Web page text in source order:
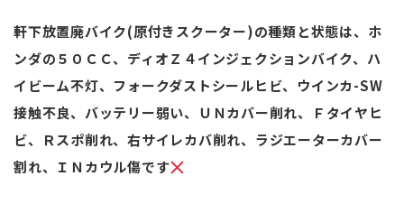
軒下放置廃バイク(原付きスクーター)の種類と状態は、ホ
ンダの５０ＣＣ、ディオＺ４インジェクションバイク、ハ
イビーム不灯、フォークダストシールヒビ、ウインカ-SW
接触不良、バッテリー弱い、ＵＮカバー削れ、Ｆタイヤヒ
ビ、Ｒスポ削れ、右サイレカバ削れ、ラジエーターカバー
割れ、ＩＮカウル傷です